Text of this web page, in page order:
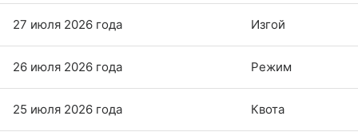
27 июля 2026 года Изгой
26 июля 2026 года Режим
25 июля 2026 года Квота